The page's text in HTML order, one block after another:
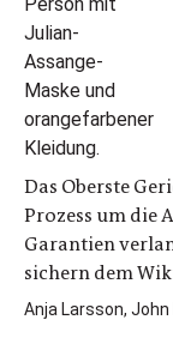
Das Oberste
Prozess um die
Garantien
sichern dem
Anja Larsson, John